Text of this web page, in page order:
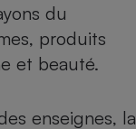
du
produits
et beauté.
enseignes, la